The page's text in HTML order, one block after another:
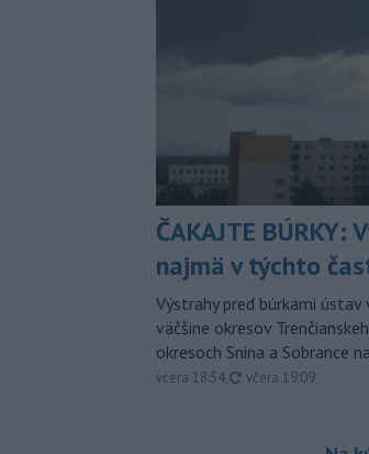
ČAKAJTE
najmä v týchto
Výstrahy pred búrkami
väčšine okresov
okresoch Snina a Sobrance
včera 18:54, aktualizované
včera 19:09